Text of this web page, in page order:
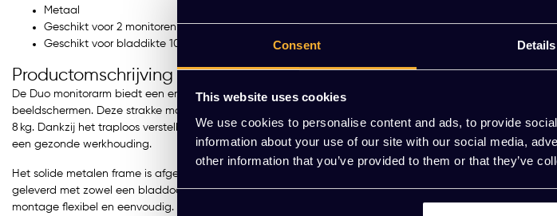
Consent Details
This website uses cookies
We use cookies to personalise content and ads, to provide
information about your use of our site with our social media,
other information that you’ve provided to them or that they’ve
Metaal
Geschikt voor 2 monitoren van 13-27 inch
Geschikt voor bladdikte 10-88mm
Productomschrijving
De Duo monitorarm biedt een ergonomische en ruimte-efficiënte oplossing voor werkplekken met twee
beeldschermen. Deze strakke monitorarm ondersteunt twee schermen van 13 tot 27 inch en is per arm
8 kg. Dankzij het traploos verstelbare ontwerp stel je eenvoudig de ideale kijkhoogte en -hoek in, wat
een gezonde werkhouding.
Het solide metalen frame is afgewerkt in zwart en past perfect in een modern kantoorinterieur. De arm
geleverd met zowel een bladdoorvoer als een bureauklem, geschikt voor bladdiktes van 10–88 mm.
montage flexibel en eenvoudig. VESA‑bevestiging (75×75 en 100×100) is standaard inbegrepen, evenals
Duo Bureau KT Pre
Incl. btw)
Meerdere varianten beschikbaar Meerdere varianten